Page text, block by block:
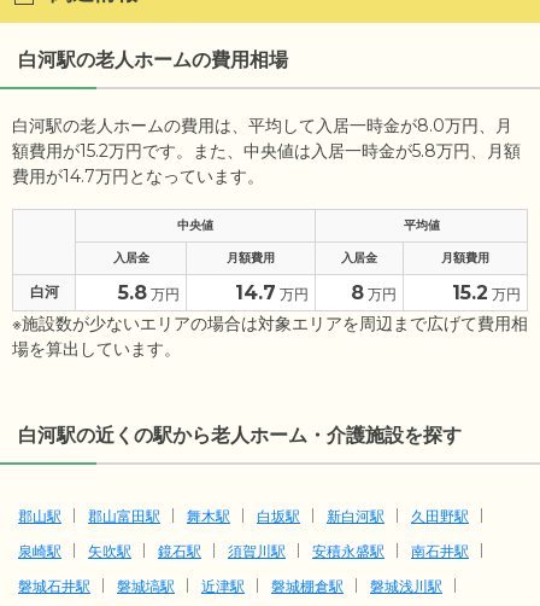
白河駅の老人ホームの費用相場
白河駅の老人ホームの費用は、平均して入居一時金が8.0万円、月
額費用が15.2万円です。また、中央値は入居一時金が5.8万円、月額
費用が14.7万円となっています。
中央値 平均値
入居金 月額費用 入居金 月額費用
白河 5.8 万円 14.7 万円 8 万円 15.2 万円
※施設数が少ないエリアの場合は対象エリアを周辺まで広げて費用相
場を算出しています。
白河駅の近くの駅から老人ホーム・介護施設を探す
郡山駅 郡山富田駅 舞木駅 白坂駅 新白河駅
久田野駅
泉崎駅
矢吹駅 鏡石駅 須賀川駅 安積永盛駅
南石井駅
磐城石井駅
磐城塙駅 近津駅 磐城棚倉駅
磐城浅川駅